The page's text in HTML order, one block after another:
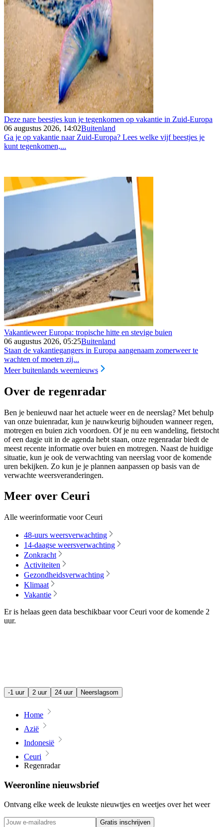
Deze nare beestjes kun je tegenkomen op vakantie in Zuid-Europa
06 augustus 2026, 14:02Buitenland
Ga je op vakantie naar Zuid-Europa? Lees welke vijf beestjes je
kunt tegenkomen,...
Vakantieweer Europa: tropische hitte en stevige buien
06 augustus 2026, 05:25Buitenland
Staan de vakantiegangers in Europa aangenaam zomerweer te
wachten of moeten zij...
Meer buitenlands weernieuws
Over de regenradar
Ben je benieuwd naar het actuele weer en de neerslag? Met behulp
van onze buienradar, kun je nauwkeurig bijhouden wanneer regen,
motregen en buien zich voordoen. Of je nu een wandeling, fietstocht
of een dagje uit in de agenda hebt staan, onze regenradar biedt de
meest recente informatie over buien en motregen. Naast de huidige
situatie, kun je ook de verwachting van neerslag voor de komende
uren bekijken. Zo kun je je plannen aanpassen op basis van de
verwachte weersveranderingen.
Meer over Ceuri
Alle weerinformatie voor Ceuri
48-uurs weersverwachting
14-daagse weersverwachting
Zonkracht
Activiteiten
Gezondheidsverwachting
Klimaat
Vakantie
Er is helaas geen data beschikbaar voor Ceuri voor de komende 2
uur.
-1 uur 2 uur 24 uur Neerslagsom
Home
Azië
Indonesië
Ceuri
Regenradar
Weeronline nieuwsbrief
Ontvang elke week de leukste nieuwtjes en weetjes over het weer
Gratis inschrijven